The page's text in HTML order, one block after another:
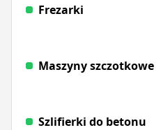
Frezarki
Maszyny szczotkowe
Szlifierki do betonu